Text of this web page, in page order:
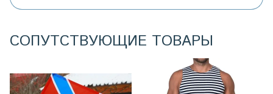
СОПУТСТВУЮЩИЕ ТОВАРЫ